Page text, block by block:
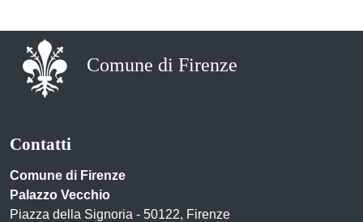
Comune di Firenze
Contatti
Comune di Firenze
Palazzo Vecchio
Piazza della Signoria - 50122, Firenze